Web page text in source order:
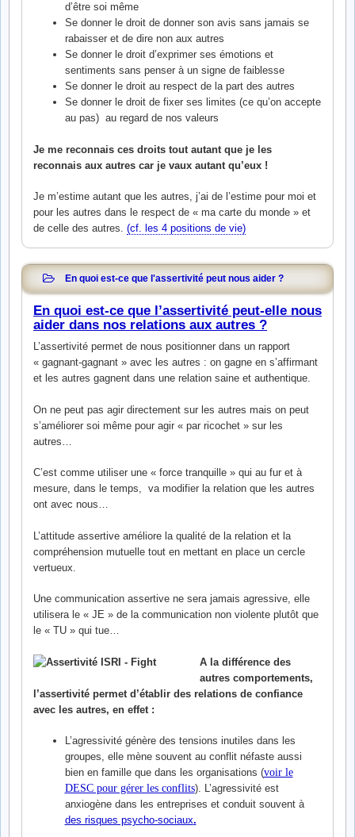
d’être soi même
Se donner le droit de donner son avis sans jamais se
rabaisser et de dire non aux autres
Se donner le droit d’exprimer ses émotions et
sentiments sans penser à un signe de faiblesse
Se donner le droit au respect de la part des autres
Se donner le droit de fixer ses limites (ce qu’on accepte
au pas) au regard de nos valeurs
Je me reconnais ces droits tout autant que je les
reconnais aux autres car je vaux autant qu’eux !
Je m’estime autant que les autres, j’ai de l’estime pour moi et
pour les autres dans le respect de « ma carte du monde » et
de celle des autres. (cf. les 4 positions de vie)
En quoi est-ce que l'assertivité peut nous aider ?
En quoi est-ce que l’assertivité peut-elle nous
aider dans nos relations aux autres ?
L’assertivité permet de nous positionner dans un rapport
« gagnant-gagnant » avec les autres : on gagne en s’affirmant
et les autres gagnent dans une relation saine et authentique.
On ne peut pas agir directement sur les autres mais on peut
s’améliorer soi même pour agir « par ricochet » sur les
autres…
C’est comme utiliser une « force tranquille » qui au fur et à
mesure, dans le temps, va modifier la relation que les autres
ont avec nous…
L’attitude assertive améliore la qualité de la relation et la
compréhension mutuelle tout en mettant en place un cercle
vertueux.
Une communication assertive ne sera jamais agressive, elle
utilisera le « JE » de la communication non violente plutôt que
le « TU » qui tue…
A la différence des
autres comportements,
l’assertivité permet d’établir des relations de confiance
avec les autres, en effet :
L’agressivité génère des tensions inutiles dans les
groupes, elle mène souvent au conflit néfaste aussi
bien en famille que dans les organisations (voir le
DESC pour gérer les conflits). L’agressivité est
anxiogène dans les entreprises et conduit souvent à
des risques psycho-sociaux.